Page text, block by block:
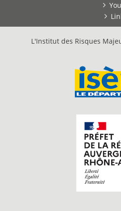
L'Institut des Risques